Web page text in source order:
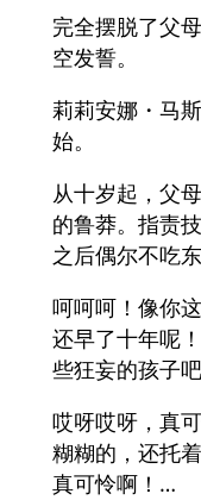
完全摆脱了父
空发誓。
莉莉安娜・马
始。
从十岁起，父
的鲁莽。指责
之后偶尔不吃东
呵呵呵！像你
还早了十年呢
些狂妄的孩子
哎呀哎呀，真
糊糊的，还托
真可怜啊！…